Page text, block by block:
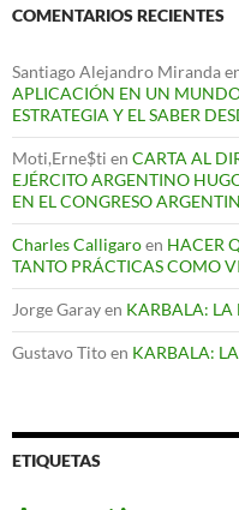
COMENTARIOS RECIENTES
Santiago Alejandro Miranda
APLICACIÓN EN UN
ESTRATEGIA Y EL SABER
Moti,Erne$ti en CARTA AL
EJÉRCITO ARGENTINO
EN EL CONGRESO
Charles Calligaroen HACER
TANTO PRÁCTICAS COMO
Jorge Garayen KARBALA: LA
Gustavo Titoen KARBALA:
ETIQUETAS